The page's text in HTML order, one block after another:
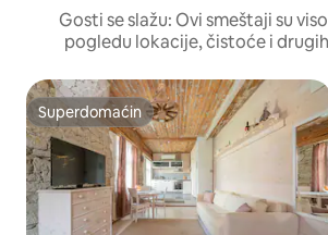
Gosti se slažu: Ovi smeštaji su
pogledu lokacije, čistoće i
Superdomaćin
Superdomaćin